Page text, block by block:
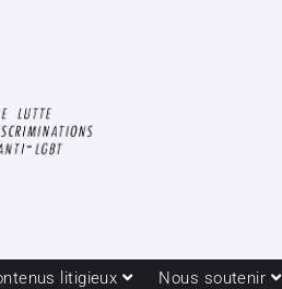
litigieux Nous soutenir